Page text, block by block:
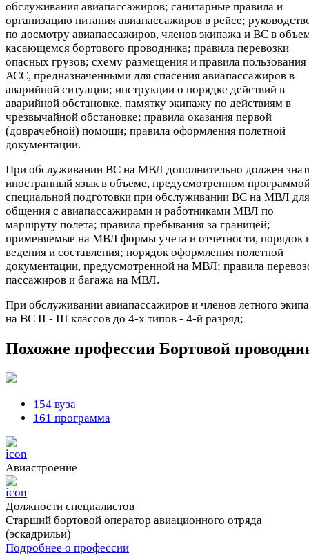
обслуживания авиапассажиров; санитарные правила и
организацию питания авиапассажиров в рейсе;
по досмотру авиапассажиров, членов экипажа и ВС в
касающемся бортового проводника; правила перевозки
опасных грузов; схему размещения и правила пользования
АСС, предназначенными для спасения авиапассажиров в
аварийной ситуации; инструкции о порядке действий в
аварийной обстановке, памятку экипажу по действиям в
чрезвычайной обстановке; правила оказания первой
(доврачебной) помощи; правила оформления полетной
документации.
При обслуживании ВС на МВЛ дополнительно должен
иностранный язык в объеме, предусмотренном
специальной подготовки при обслуживании ВС на МВЛ для
общения с авиапассажирами и работниками МВЛ по
маршруту полета; правила пребывания за границей;
применяемые на МВЛ формы учета и отчетности, порядок
ведения и составления; порядок оформления полетной
документации, предусмотренной на МВЛ; правила
пассажиров и багажа на МВЛ.
При обслуживании авиапассажиров и членов летного
на ВС II - III классов до 4-х типов - 4-й разряд;
Похожие профессии Бортовой
154 вуза
161 программа
Авиастроение
Должности cпециалистов
Старший бортовой оператор авиационного отряда
(эскадрильи)
Подробнее о профессии